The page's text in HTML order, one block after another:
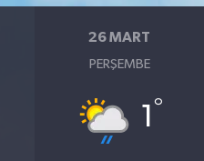
26 MART
PERŞEMBE
1 °